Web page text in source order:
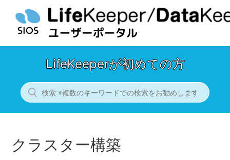
LifeKeeperが初めての方
クラスター構築